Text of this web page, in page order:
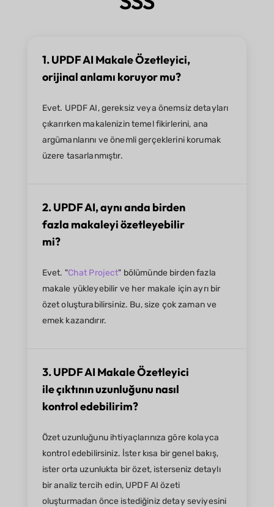
1. UPDF AI Makale Özetleyici,
orijinal anlamı koruyor mu?
Evet. UPDF AI, gereksiz veya önemsiz detayları
çıkarırken makalenizin temel fikirlerini, ana
argümanlarını ve önemli gerçeklerini korumak
üzere tasarlanmıştır.
2. UPDF AI, aynı anda birden
fazla makaleyi özetleyebilir
mi?
Evet. "Chat Project" bölümünde birden fazla
makale yükleyebilir ve her makale için ayrı bir
özet oluşturabilirsiniz. Bu, size çok zaman ve
emek kazandırır.
3. UPDF AI Makale Özetleyici
ile çıktının uzunluğunu nasıl
kontrol edebilirim?
Özet uzunluğunu ihtiyaçlarınıza göre kolayca
kontrol edebilirsiniz. İster kısa bir genel bakış,
ister orta uzunlukta bir özet, isterseniz detaylı
bir analiz tercih edin, UPDF AI özeti
oluşturmadan önce istediğiniz detay seviyesini